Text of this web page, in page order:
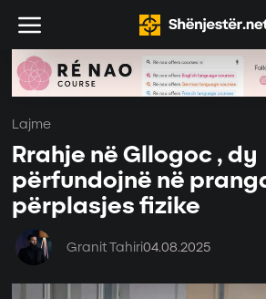
Lajme
Rrahje në Gllogoc , dy
përfundojnë në
përplasjes fizike
Granit Tahiri04.08.2025